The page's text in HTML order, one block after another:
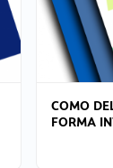
COMO
FORMA